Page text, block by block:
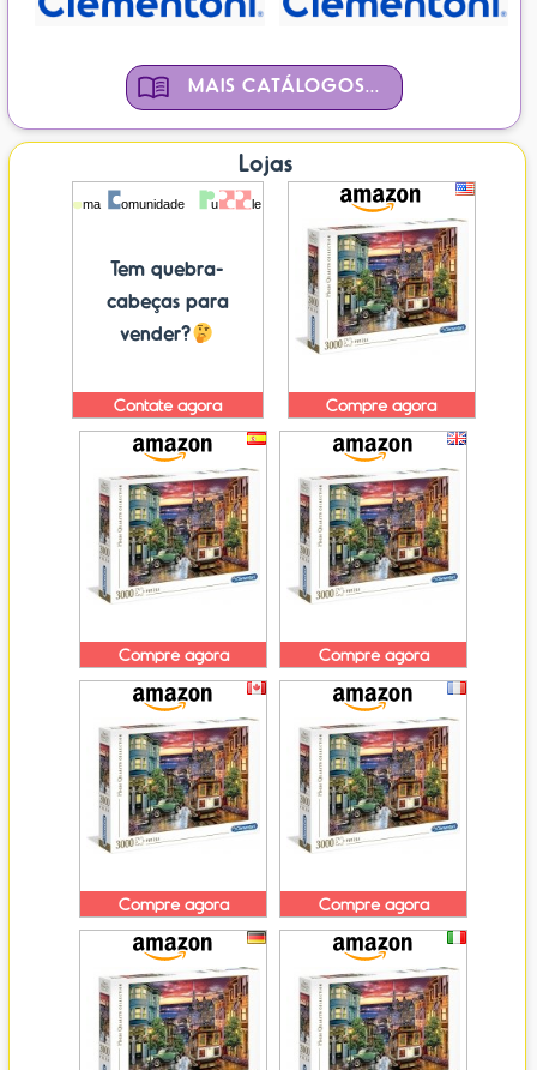
MAIS CATÁLOGOS...
Lojas
Tem quebra-
cabeças para
vender?
Contate agora Compre agora
Compre agora Compre agora
Compre agora Compre agora